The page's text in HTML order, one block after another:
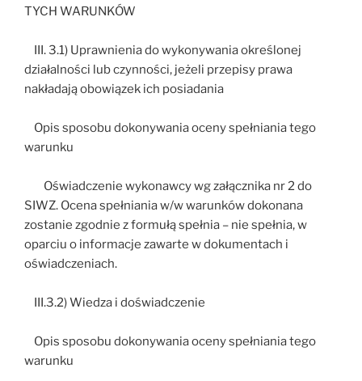
TYCH WARUNKÓW
III. 3.1) Uprawnienia do wykonywania określonej
działalności lub czynności, jeżeli przepisy prawa
nakładają obowiązek ich posiadania
Opis sposobu dokonywania oceny spełniania tego
warunku
Oświadczenie wykonawcy wg załącznika nr 2 do
SIWZ. Ocena spełniania w/w warunków dokonana
zostanie zgodnie z formułą spełnia – nie spełnia, w
oparciu o informacje zawarte w dokumentach i
oświadczeniach.
III.3.2) Wiedza i doświadczenie
Opis sposobu dokonywania oceny spełniania tego
warunku